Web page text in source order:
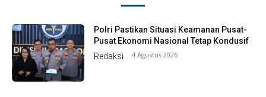
Polri Pastikan Situasi Keamanan Pusat-
Pusat Ekonomi Nasional Tetap Kondusif
Redaksi - 4 Agustus 2026